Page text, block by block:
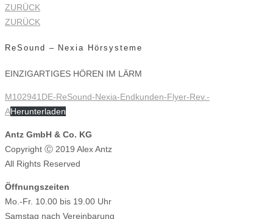
ZURÜCK
ZURÜCK
ReSound – Nexia Hörsysteme
EINZIGARTIGES HÖREN IM LÄRM
M102941DE-ReSound-Nexia-Endkunden-Flyer-Rev.-
AHerunterladen
Antz GmbH & Co. KG
Copyright Ⓒ 2019 Alex Antz
All Rights Reserved
Öffnungszeiten
Mo.-Fr. 10.00 bis 19.00 Uhr
Samstag nach Vereinbarung